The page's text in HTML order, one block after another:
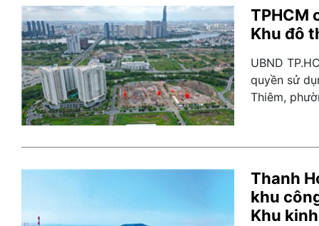
TPHCM
Khu đô
UBND
quyền sử
Thiêm,
Thanh
khu
Khu